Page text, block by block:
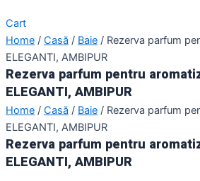
Cart
Home / Casă / Baie / Rezerva parfum
ELEGANTI, AMBIPUR
Rezerva parfum pentru
ELEGANTI, AMBIPUR
Home / Casă / Baie / Rezerva parfum
ELEGANTI, AMBIPUR
Rezerva parfum pentru
ELEGANTI, AMBIPUR